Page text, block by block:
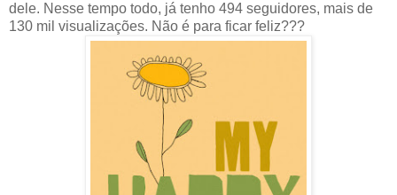
dele. Nesse tempo todo, já tenho 494 seguidores, mais de
130 mil visualizações. Não é para ficar feliz???